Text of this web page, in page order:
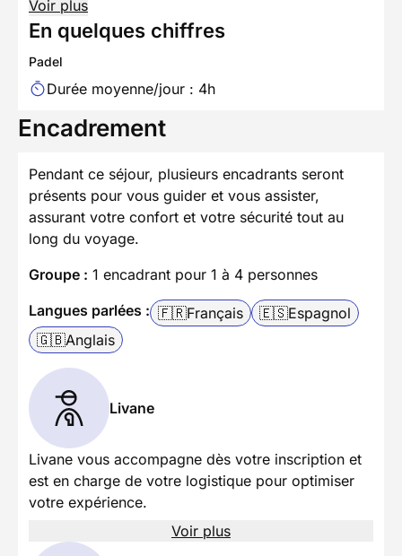
Voir plus
En quelques chiffres
Padel
Durée moyenne/jour : 4h
Encadrement
Pendant ce séjour, plusieurs encadrants seront
présents pour vous guider et vous assister,
assurant votre confort et votre sécurité tout au
long du voyage.
Groupe : 1 encadrant pour 1 à 4 personnes
Langues parlées : 🇫🇷Français 🇪🇸Espagnol
🇬🇧Anglais
Livane
Livane vous accompagne dès votre inscription et
est en charge de votre logistique pour optimiser
votre expérience.
Voir plus